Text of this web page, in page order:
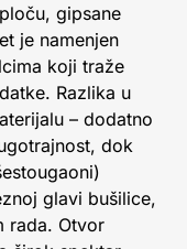
gipsane
je namenjen
koji traže
Razlika u
– dodatno
dok
glavi bušilice,
rada. Otvor